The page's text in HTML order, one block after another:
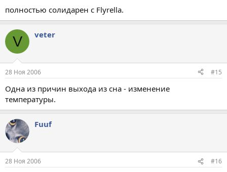
полностью солидарен с Flyrella.
V veter
28 Ноя 2006 #15
Одна из причин выхода из сна - изменение
температуры.
Fuuf
28 Ноя 2006 #16